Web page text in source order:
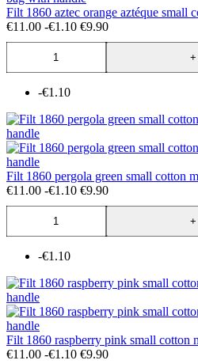
Filt 1860 aztec orange aztéque small
€11.00 -€1.10 €9.90
-€1.10
Filt 1860 pergola green small cotton
€11.00 -€1.10 €9.90
-€1.10
Filt 1860 raspberry pink small cotton
€11.00 -€1.10 €9.90